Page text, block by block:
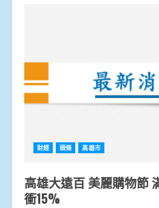
財經 頭條 高雄市
高雄大遠百 美麗購物節
衝15%